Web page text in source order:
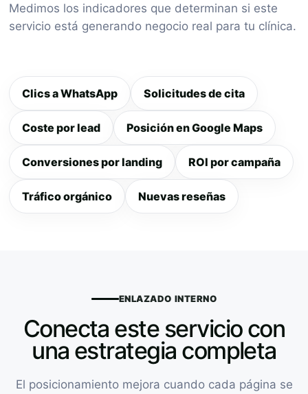
Medimos los indicadores que determinan si este
servicio está generando negocio real para tu clínica.
Clics a WhatsApp Solicitudes de cita
Coste por lead Posición en Google Maps
Conversiones por landing ROI por campaña
Tráfico orgánico Nuevas reseñas
ENLAZADO INTERNO
Conecta este servicio con
una estrategia completa
El posicionamiento mejora cuando cada página se